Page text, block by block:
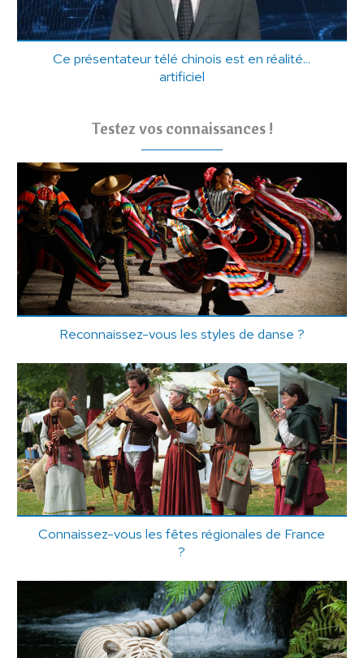
Ce présentateur télé chinois est en réalité...
artificiel
Testez vos connaissances !
Reconnaissez-vous les styles de danse ?
Connaissez-vous les fêtes régionales de France
?